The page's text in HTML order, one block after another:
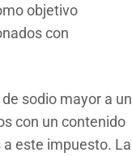
objetivo
con
sodio mayor a un
con un contenido
este impuesto. La